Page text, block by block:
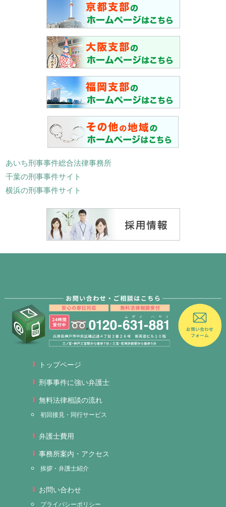
あいち刑事事件総合法律事務所
千葉の刑事事件サイト
横浜の刑事事件サイト
トップページ
刑事事件に強い弁護士
無料法律相談の流れ
初回接見・同行サービス
弁護士費用
事務所案内・アクセス
挨拶・弁護士紹介
お問い合わせ
プライバシーポリシー